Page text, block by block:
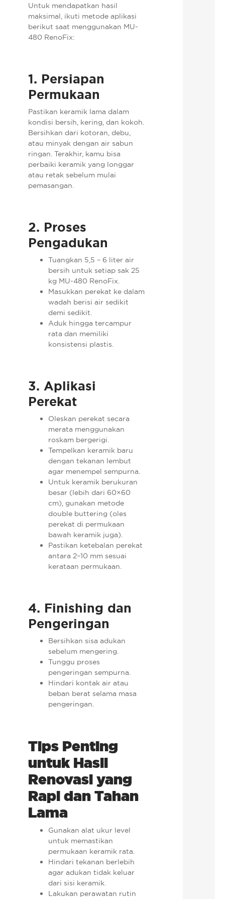
Untuk mendapatkan hasil
maksimal, ikuti metode aplikasi
berikut saat menggunakan MU-
480 RenoFix:
1. Persiapan
Permukaan
Pastikan keramik lama dalam
kondisi bersih, kering, dan kokoh.
Bersihkan dari kotoran, debu,
atau minyak dengan air sabun
ringan. Terakhir, kamu bisa
perbaiki keramik yang longgar
atau retak sebelum mulai
pemasangan.
2. Proses
Pengadukan
Tuangkan 5,5 – 6 liter air
bersih untuk setiap sak 25
kg MU-480 RenoFix.
Masukkan perekat ke dalam
wadah berisi air sedikit
demi sedikit.
Aduk hingga tercampur
rata dan memiliki
konsistensi plastis.
3. Aplikasi
Perekat
Oleskan perekat secara
merata menggunakan
roskam bergerigi.
Tempelkan keramik baru
dengan tekanan lembut
agar menempel sempurna.
Untuk keramik berukuran
besar (lebih dari 60×60
cm), gunakan metode
double buttering (oles
perekat di permukaan
bawah keramik juga).
Pastikan ketebalan perekat
antara 2–10 mm sesuai
kerataan permukaan.
4. Finishing dan
Pengeringan
Bersihkan sisa adukan
sebelum mengering.
Tunggu proses
pengeringan sempurna.
Hindari kontak air atau
beban berat selama masa
pengeringan.
Tips Penting
untuk Hasil
Renovasi yang
Rapi dan Tahan
Lama
Gunakan alat ukur level
untuk memastikan
permukaan keramik rata.
Hindari tekanan berlebih
agar adukan tidak keluar
dari sisi keramik.
Lakukan perawatan rutin